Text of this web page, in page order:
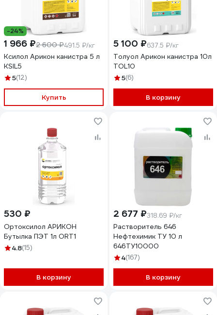
-24%
1 966 ₽2 600 ₽491.5 ₽/кг
Ксилол Арикон канистра 5 л
KSIL5
5(12)
Купить
5 100 ₽637.5 ₽/кг
Толуол Арикон канистра 10л
TOL10
5(6)
В корзину
530 ₽
Ортоксилол АРИКОН
Бутылка ПЭТ 1л ORT1
4.8(15)
В корзину
2 677 ₽318.69 ₽/кг
Растворитель 646
Нефтехимик ТУ 10 л
646ТУ10000
4(167)
В корзину